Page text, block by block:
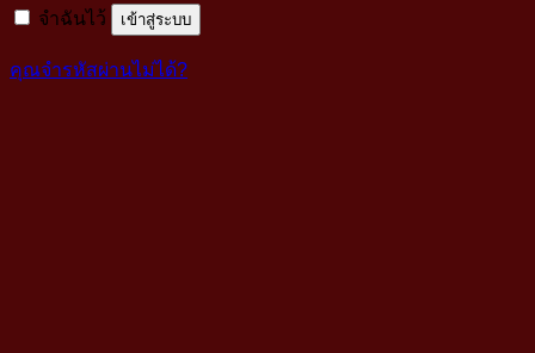
จำฉันไว้
เข้าสู่ระบบ
คุณจำรหัสผ่านไม่ได้?